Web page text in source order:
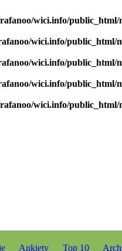
wici.info/public_html/
wici.info/public_html/
wici.info/public_html/
wici.info/public_html/
wici.info/public_html/
Ankiety Top 10